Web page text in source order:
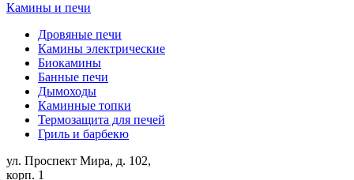
Камины и печи
Дровяные печи
Камины электрические
Биокамины
Банные печи
Дымоходы
Каминные топки
Термозащита для печей
Гриль и барбекю
ул. Проспект Мира, д. 102,
корп. 1